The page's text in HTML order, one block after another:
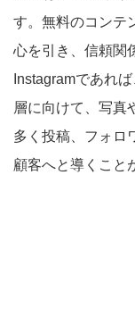
す。無料のコンテ
心を引き、信頼関
Instagramであれ
層に向けて、写真
多く投稿、フォロ
顧客へと導くこと